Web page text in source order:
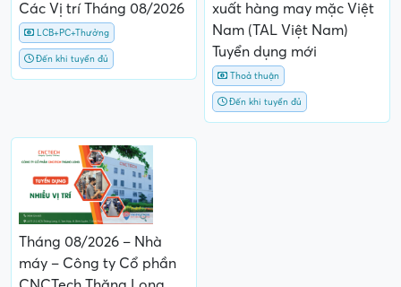
Các Vị trí Tháng 08/2026
LCB+PC+Thưởng
Đến khi tuyển đủ
xuất hàng may mặc Việt
Nam (TAL Việt Nam)
Tuyển dụng mới
Thoả thuận
Đến khi tuyển đủ
Tháng 08/2026 – Nhà
máy – Công ty Cổ phần